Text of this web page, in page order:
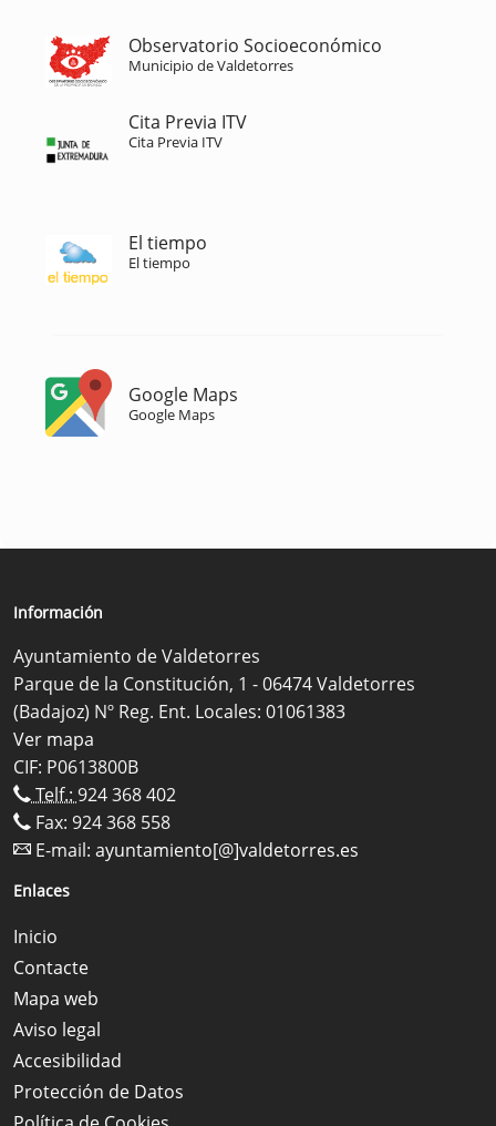
Observatorio Socioeconómico
Municipio de Valdetorres
Cita Previa ITV
Cita Previa ITV
El tiempo
El tiempo
Google Maps
Google Maps
Información
Ayuntamiento de Valdetorres
Parque de la Constitución, 1 - 06474 Valdetorres
(Badajoz) Nº Reg. Ent. Locales: 01061383
Ver mapa
CIF: P0613800B
Telf.: 924 368 402
Fax: 924 368 558
E-mail: ayuntamiento[@]valdetorres.es
Enlaces
Inicio
Contacte
Mapa web
Aviso legal
Accesibilidad
Protección de Datos